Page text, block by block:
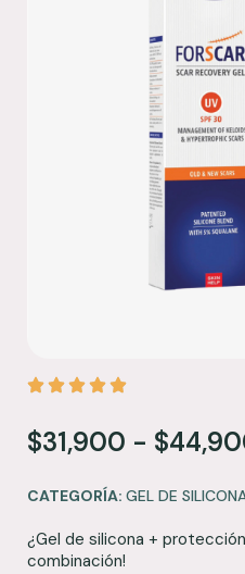
$31,900 - $
CATEGORÍA: GEL DE
¿Gel de silicona +
combinación!